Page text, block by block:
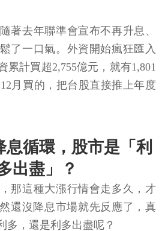
著去年聯準會宣布不再升息、
了一口氣。外資開始瘋狂匯入
累計買超2,755億元，就有1,801
月買的，把台股直接推上年度
息循環，股市是「利
出盡」？
那這種大漲行情會走多久，才
還沒降息市場就先反應了，真
多，還是利多出盡呢？